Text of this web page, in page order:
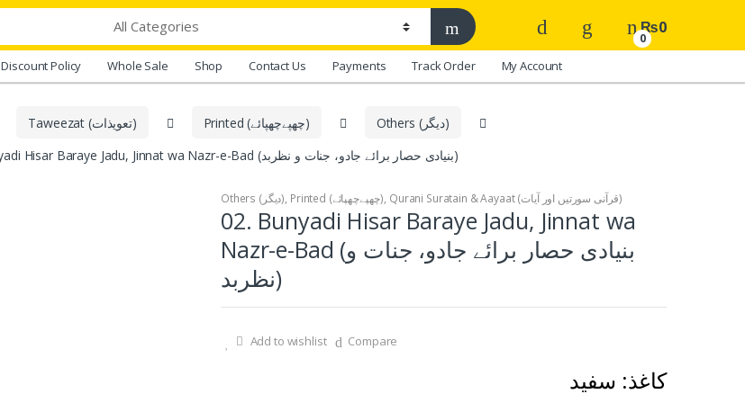
0
₨0
Discount Policy Whole Sale Shop Contact Us Payments Track Order My Account
Taweezat (تعویذات) Printed (چھپےچھپائے)
Others (دیگر)
02. Bunyadi Hisar Baraye Jadu, Jinnat wa Nazr-e-Bad (بنیادی حصار برائے جادو، جنات و نظربد)
Others (دیگر), Printed (چھپےچھپائے), Qurani Suratain & Aayaat (قرآنی سورتیں اور آیات)
02. Bunyadi Hisar Baraye Jadu, Jinnat wa
Nazr-e-Bad (بنیادی حصار برائے جادو، جنات و
نظربد)
Add to wishlist Compare
کاغذ: سفید